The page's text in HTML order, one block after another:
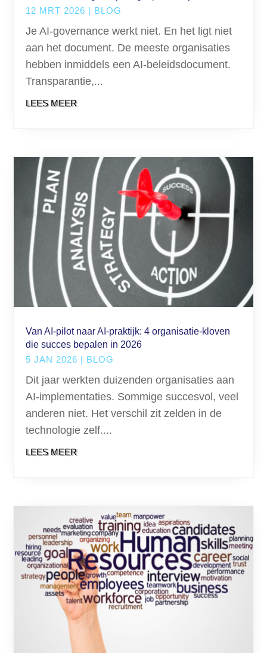
12 MRT 2026 | BLOG
Je AI-governance werkt niet. En het ligt niet
aan het document. De meeste organisaties
hebben inmiddels een AI-beleidsdocument.
Transparantie,...
LEES MEER
Van AI-pilot naar AI-praktijk: 4 organisatie-kloven
die succes bepalen in 2026
5 JAN 2026 | BLOG
Dit jaar werkten duizenden organisaties aan
AI-implementaties. Sommige succesvol, veel
anderen niet. Het verschil zit zelden in de
technologie zelf....
LEES MEER